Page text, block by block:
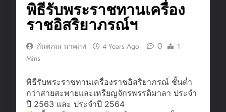
พิธีรับพระราชทานเครื่อง
ราชอิสริยาภรณ์ฯ
กันตภณ นาคภพ 4 Years Ago 0
1
Mins
พิธีรับพระราชทานเครื่องราชอิสริยาภรณ์ ชั้นต่ำ
กว่าสายสะพายและเหรียญจักรพรรดิมาลา ประจำ
ปี 2563 และ ประจำปี 2564